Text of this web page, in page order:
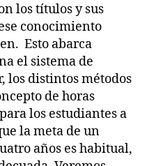
los títulos y sus
conocimiento
Esto abarca
el sistema de
los distintos métodos
de horas
los estudiantes a
la meta de un
años es habitual,